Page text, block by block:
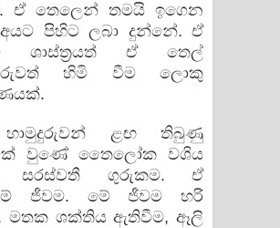
ඒ තෙලෙන් තමයි ඉගෙන
පිහිට ලබා දුන්නේ. ඒ
ශාස්ත්‍රයත් ඒ තෙල්
හිමි වීම ලොකු
ළඟ තිබුණු
වුණේ තෛලෝක වශිය
සරස්වතී ගුරුකම. ඒ
ජීවම. මේ ජීවම හරි
මතක ශක්තිය ඇතිවීම, ඈලි